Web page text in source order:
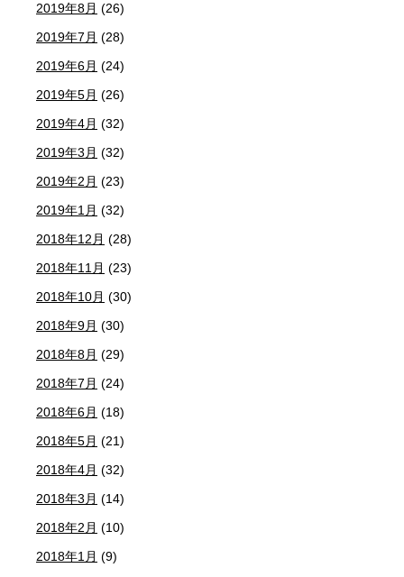
2019年8月 (26)
2019年7月 (28)
2019年6月 (24)
2019年5月 (26)
2019年4月 (32)
2019年3月 (32)
2019年2月 (23)
2019年1月 (32)
2018年12月 (28)
2018年11月 (23)
2018年10月 (30)
2018年9月 (30)
2018年8月 (29)
2018年7月 (24)
2018年6月 (18)
2018年5月 (21)
2018年4月 (32)
2018年3月 (14)
2018年2月 (10)
2018年1月 (9)